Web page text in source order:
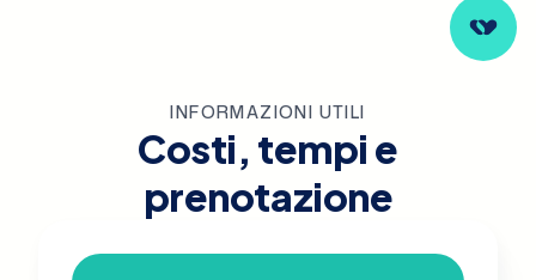
INFORMAZIONI UTILI
Costi, tempi e
prenotazione